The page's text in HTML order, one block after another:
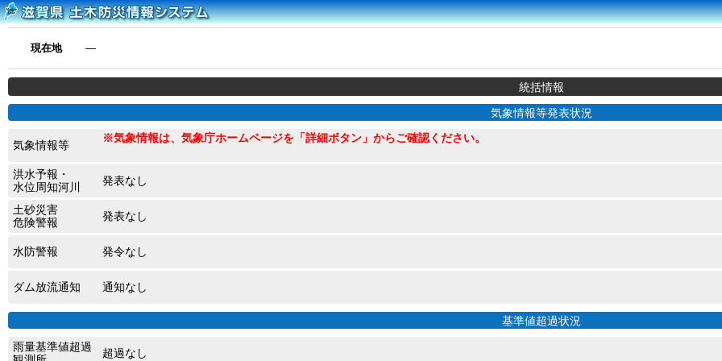
現在地 ―
統括情報
気象情報等発表状況
気象情報等
※気象情報は、気象庁ホームページを「詳細ボタン」からご確認ください。
洪水予報・
水位周知河川
発表なし
土砂災害
危険警報
発表なし
水防警報 発令なし
ダム放流通知 通知なし
基準値超過状況
雨量基準値超過
超過なし